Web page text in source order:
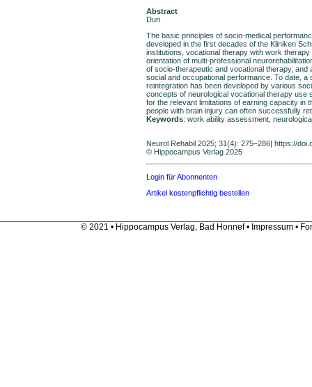
Abstract
Duri
The basic principles of socio-medical
developed in the first decades of the Kliniken
institutions, vocational therapy with work
orientation of multi-professional
of socio-therapeutic and vocational therapy, and
social and occupational performance. To date,
reintegration has been developed by various
concepts of neurological vocational therapy
for the relevant limitations of earning capacity in
people with brain injury can often successfully
Keywords: work ability assessment,
Neurol Rehabil 2025; 31(4): 275–286| https://
© Hippocampus Verlag 2025
Login für Abonnenten
Artikel kostenpflichtig bestellen
© 2021 • Hippocampus Verlag, Bad Honnef • Impressum •